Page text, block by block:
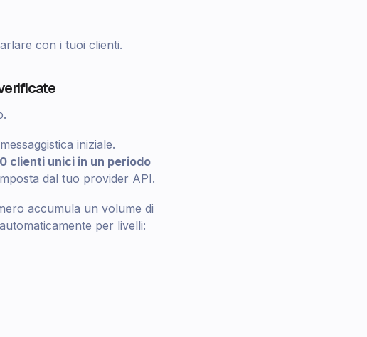
con i tuoi clienti.
iniziale.
clienti unici in un periodo
dal tuo provider API.
accumula un volume di
per livelli: